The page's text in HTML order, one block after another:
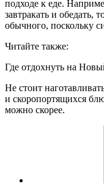
подходе к еде.
завтракать и обедать,
обычного, поскольку
Читайте также:
Где отдохнуть на
Не стоит
и скоропортящихся
можно скорее.